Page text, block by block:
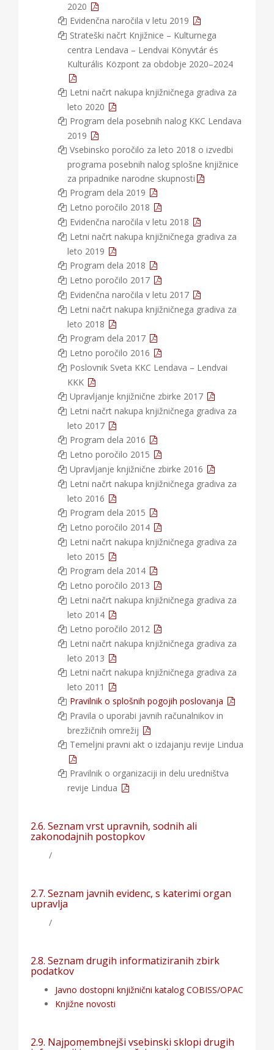
2020
Evidenčna naročila v letu 2019
Strateški načrt Knjižnice – Kulturnega
centra Lendava – Lendvai Könyvtár és
Kulturális Központ za obdobje 2020–2024
Letni načrt nakupa knjižničnega gradiva za
leto 2020
Program dela posebnih nalog KKC Lendava
2019
Vsebinsko poročilo za leto 2018 o izvedbi
programa posebnih nalog splošne knjižnice
za pripadnike narodne skupnosti
Program dela 2019
Letno poročilo 2018
Evidenčna naročila v letu 2018
Letni načrt nakupa knjižničnega gradiva za
leto 2019
Program dela 2018
Letno poročilo 2017
Evidenčna naročila v letu 2017
Letni načrt nakupa knjižničnega gradiva za
leto 2018
Program dela 2017
Letno poročilo 2016
Poslovnik Sveta KKC Lendava – Lendvai
KKK
Upravljanje knjižnične zbirke 2017
Letni načrt nakupa knjižničnega gradiva za
leto 2017
Program dela 2016
Letno poročilo 2015
Upravljanje knjižnične zbirke 2016
Letni načrt nakupa knjižničnega gradiva za
leto 2016
Program dela 2015
Letno poročilo 2014
Letni načrt nakupa knjižničnega gradiva za
leto 2015
Program dela 2014
Letno poročilo 2013
Letni načrt nakupa knjižničnega gradiva za
leto 2014
Letno poročilo 2012
Letni načrt nakupa knjižničnega gradiva za
leto 2013
Letni načrt nakupa knjižničnega gradiva za
leto 2011
Pravilnik o splošnih pogojih poslovanja
Pravila o uporabi javnih računalnikov in
brezžičnih omrežij
Temeljni pravni akt o izdajanju revije Lindua
Pravilnik o organizaciji in delu uredništva
revije Lindua
2.6. Seznam vrst upravnih, sodnih ali
zakonodajnih postopkov
/
2.7. Seznam javnih evidenc, s katerimi organ
upravlja
/
2.8. Seznam drugih informatiziranih zbirk
podatkov
Javno dostopni knjižnični katalog COBISS/OPAC
Knjižne novosti
2.9. Najpomembnejši vsebinski sklopi drugih